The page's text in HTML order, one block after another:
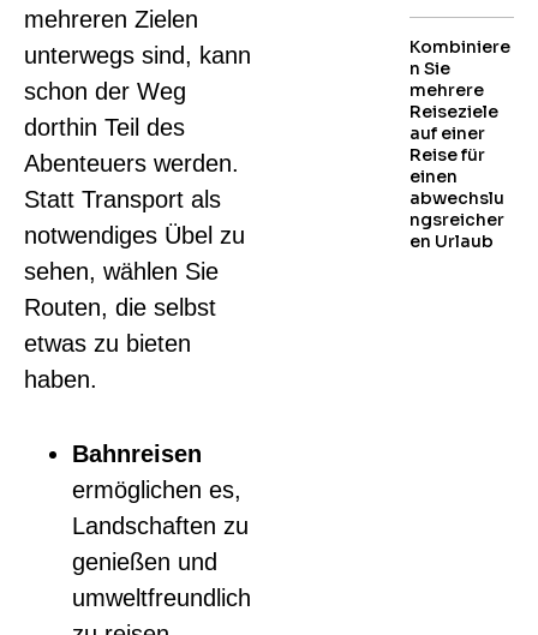
mehreren Zielen
unterwegs sind, kann
schon der Weg
dorthin Teil des
Abenteuers werden.
Statt Transport als
notwendiges Übel zu
sehen, wählen Sie
Routen, die selbst
etwas zu bieten
haben.
Bahnreisen
ermöglichen es,
Landschaften zu
genießen und
umweltfreundlich
Kombiniere
n Sie
mehrere
Reiseziele
auf einer
Reise für
einen
abwechslu
ngsreicher
en Urlaub